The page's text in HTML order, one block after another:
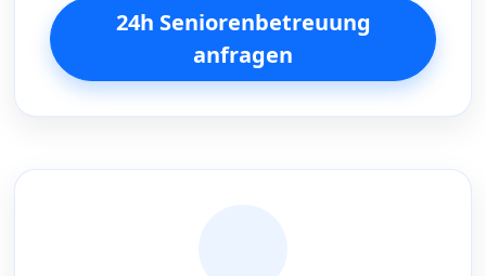
24h Seniorenbetreuung
anfragen